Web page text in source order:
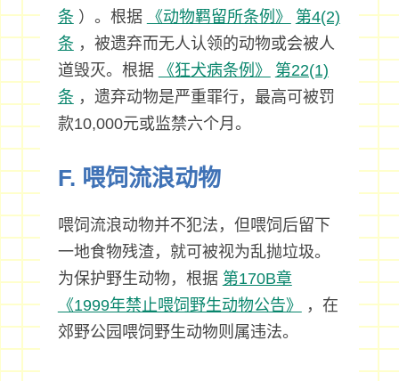
条）。根据 《动物羁留所条例》
第4(2)
条，被遗弃而无人认领的动物或会被人
道毁灭。根据
《狂犬病条例》
第22(1)
条，遗弃动物是严重罪行，最高可被罚
款10,000元或监禁六个月。
F. 喂饲流浪动物
喂饲流浪动物并不犯法，但喂饲后留下
一地食物残渣，就可被视为乱抛垃圾。
为保护野生动物，根据 第170B章
《1999年禁止喂饲野生动物公告》
，在
郊野公园喂饲野生动物则属违法。